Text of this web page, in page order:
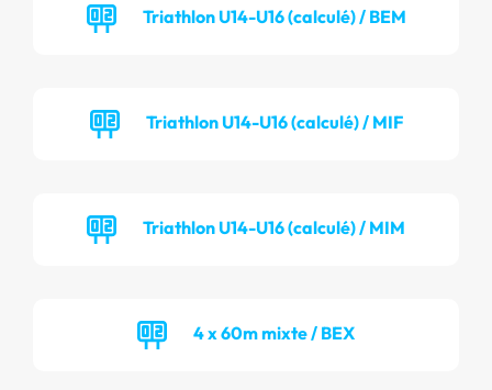
Triathlon U14-U16 (calculé) / BEM
Triathlon U14-U16 (calculé) / MIF
Triathlon U14-U16 (calculé) / MIM
4 x 60m mixte / BEX